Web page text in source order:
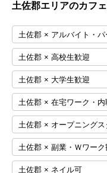
土佐郡エリアのカフ
土佐郡 × アルバイト・パ
土佐郡 × 高校生歓迎
土佐郡 × 大学生歓迎
土佐郡 × 在宅ワーク・内
土佐郡 × オープニングス
土佐郡 × 副業・Ｗワーク
土佐郡 × ネイル可